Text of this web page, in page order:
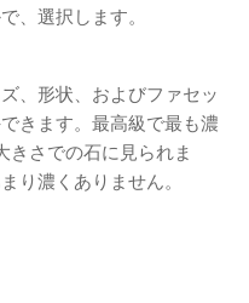
、選択します。
、形状、およびファセッ
きます。最高級で最も濃
きさでの石に見られま
り濃くありません。